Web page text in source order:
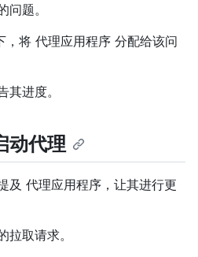
问题。
，将 代理应用程序 分配给该问
进度。
动代理
及 代理应用程序，让其进行更
拉取请求。